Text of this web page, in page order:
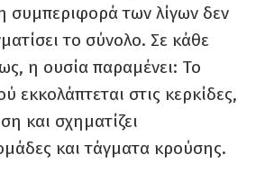
συμπεριφορά των λίγων δεν
το σύνολο. Σε κάθε
η ουσία παραμένει: Το
εκκολάπτεται στις κερκίδες,
και σχηματίζει
και τάγματα κρούσης.